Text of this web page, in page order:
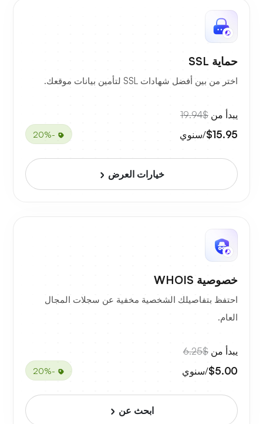
حماية SSL
اختر من بين أفضل شهادات SSL لتأمين بيانات موقعك.
يبدأ من $19.94
$15.95/سنوي -20%
خيارات العرض
خصوصية WHOIS
احتفظ بتفاصيلك الشخصية مخفية عن سجلات المجال
العام.
يبدأ من $6.25
$5.00/سنوي -20%
ابحث عن